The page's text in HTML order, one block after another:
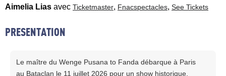
Aimelia Lias avec Ticketmaster, Fnacspectacles, See Tickets
PRESENTATION
Le maître du Wenge Pusana to Fanda débarque à Paris
au Bataclan le 11 juillet 2026 pour un show historique,